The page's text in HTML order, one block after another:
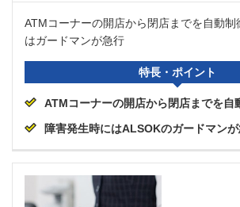
ATMコーナーの開店から閉店までを自動制
はガードマンが急行
特長・ポイント
ATMコーナーの開店から閉店までを自
障害発生時にはALSOKのガードマン